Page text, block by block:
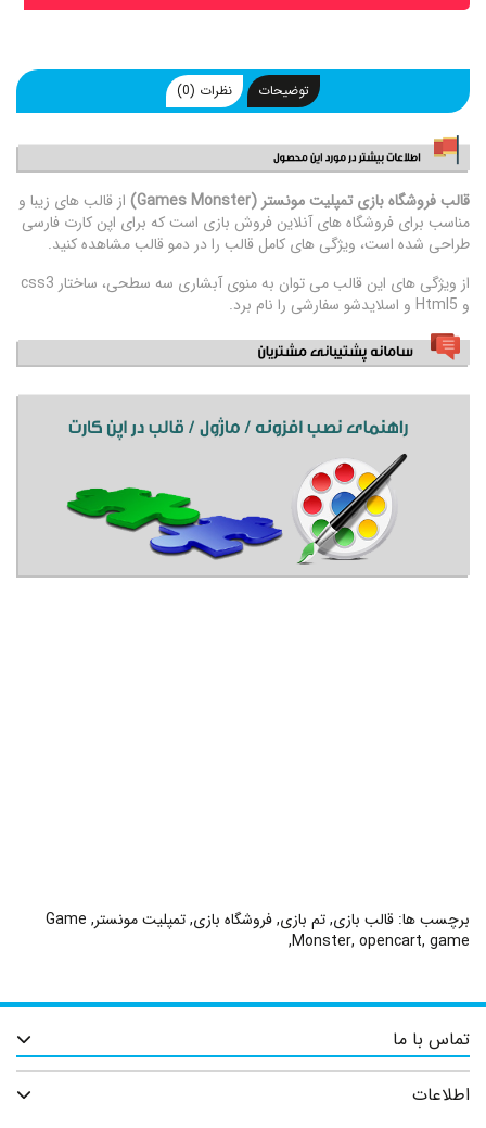
توضیحات نظرات (0)
قالب فروشگاه بازی تمپلیت مونستر (Games Monster)
از قالب های زیبا و
مناسب برای فروشگاه های آنلاین فروش بازی است که برای اپن کارت فارسی
طراحی شده است، ویژگی های کامل قالب را در دمو قالب مشاهده کنید.
از ویژگی های این قالب می توان به منوی آبشاری سه سطحی، ساختار css3
و Html5 و اسلایدشو سفارشی را نام برد.
برچسب ها: قالب بازی,تم بازی,فروشگاه بازی,تمپلیت مونستر,
Game
Monster, opencart, game
,
تماس با ما
اطلاعات